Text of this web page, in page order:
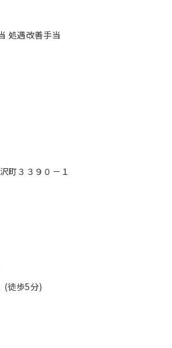
処遇改善手当
町３３９０－１
(徒歩5分)